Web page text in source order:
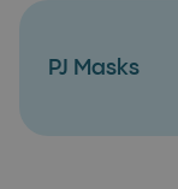
PJ Masks